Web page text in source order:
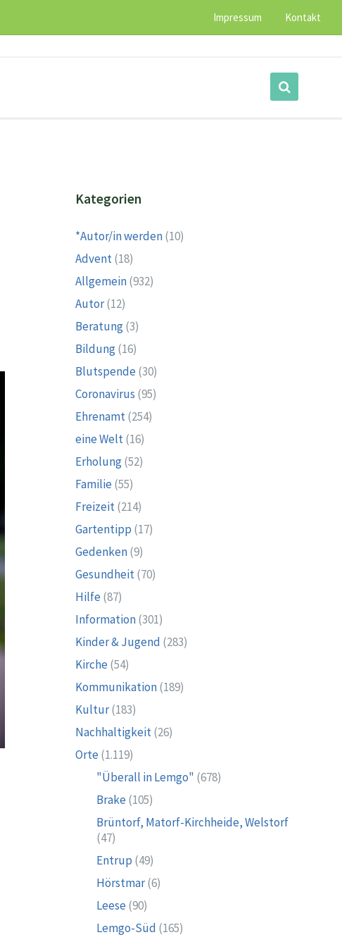
Impressum Kontakt
Kategorien
*Autor/in werden(10)
Advent(18)
Allgemein(932)
Autor(12)
Beratung(3)
Bildung(16)
Blutspende (30)
Coronavirus (95)
Ehrenamt(254)
eine Welt(16)
Erholung(52)
Familie (55)
Freizeit(214)
Gartentipp (17)
Gedenken(9)
Gesundheit(70)
Hilfe (87)
Information(301)
Kinder & Jugend (283)
Kirche (54)
Kommunikation(189)
Kultur(183)
Nachhaltigkeit(26)
Orte (1.119)
"Überall in Lemgo" (678)
Brake (105)
Brüntorf, Matorf-Kirchheide, Welstorf
(47)
Entrup (49)
Hörstmar(6)
Leese (90)
Lemgo-Süd (165)